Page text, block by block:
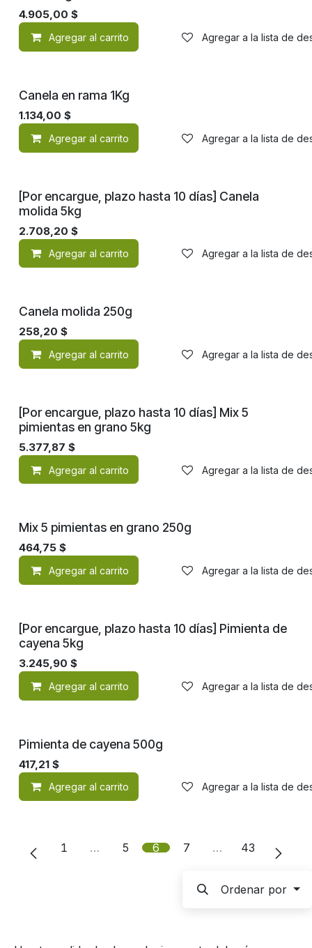
4.905,00 $
Agregar al carrito Agregar a la lista de
Canela en rama 1Kg
1.134,00 $
Agregar al carrito Agregar a la lista de
[Por encargue, plazo hasta 10 días] Canela
molida 5kg
2.708,20 $
Agregar al carrito Agregar a la lista de
Canela molida 250g
258,20 $
Agregar al carrito Agregar a la lista de
[Por encargue, plazo hasta 10 días] Mix 5
pimientas en grano 5kg
5.377,87 $
Agregar al carrito Agregar a la lista de
Mix 5 pimientas en grano 250g
464,75 $
Agregar al carrito Agregar a la lista de
[Por encargue, plazo hasta 10 días] Pimienta de
cayena 5kg
3.245,90 $
Agregar al carrito Agregar a la lista de
Pimienta de cayena 500g
417,21 $
Agregar al carrito Agregar a la lista de
1 … 5 6 7 … 43
Ordenar por